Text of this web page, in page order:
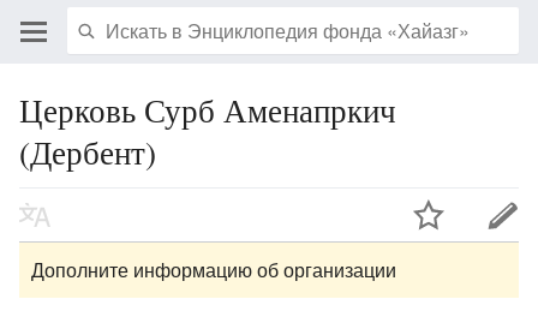
Церковь Сурб Аменапркич
(Дербент)
Дополните информацию об организации